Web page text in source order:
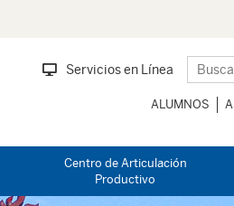
Servicios en Línea
ALUMNOS
Centro de Articulación
Productivo